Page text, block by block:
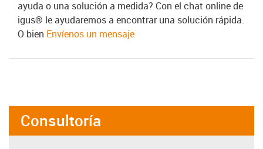
ayuda o una solución a medida? Con el chat online de
igus® le ayudaremos a encontrar una solución rápida.
O bien Envíenos un mensaje
Consultoría